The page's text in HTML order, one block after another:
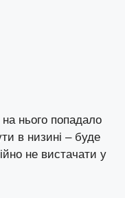
нього попадало
в низині – буде
не вистачати у